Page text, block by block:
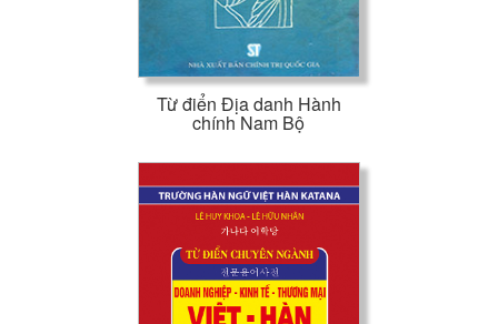
Từ điển Địa danh Hành
chính Nam Bộ